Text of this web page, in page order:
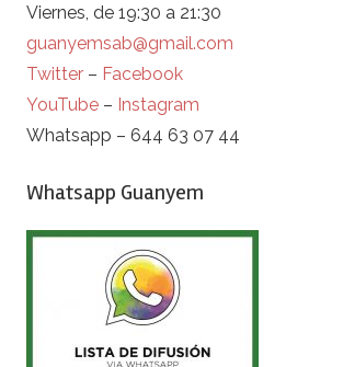
Viernes, de 19:30 a 21:30
guanyemsab@gmail.com
Twitter – Facebook
YouTube – Instagram
Whatsapp – 644 63 07 44
Whatsapp Guanyem